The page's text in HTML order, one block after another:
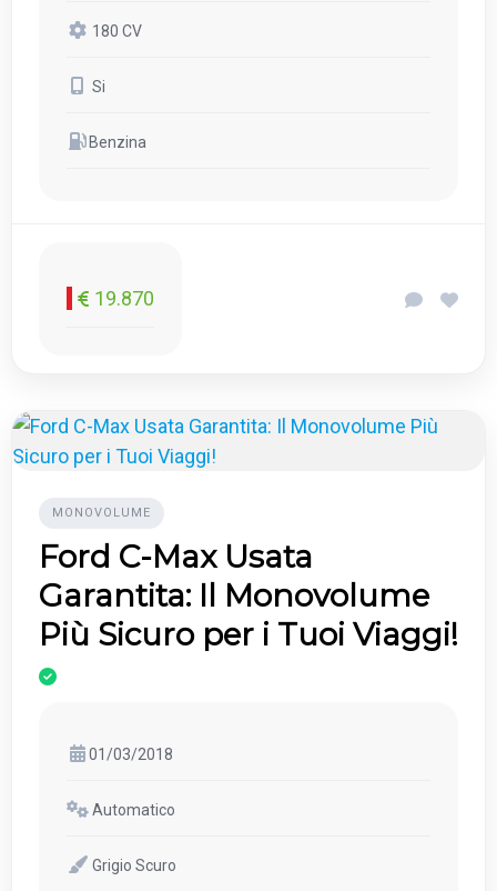
180 CV
Si
Benzina
19.870
MONOVOLUME
Ford C-Max Usata
Garantita: Il Monovolume
Più Sicuro per i Tuoi Viaggi!
01/03/2018
Automatico
Grigio Scuro